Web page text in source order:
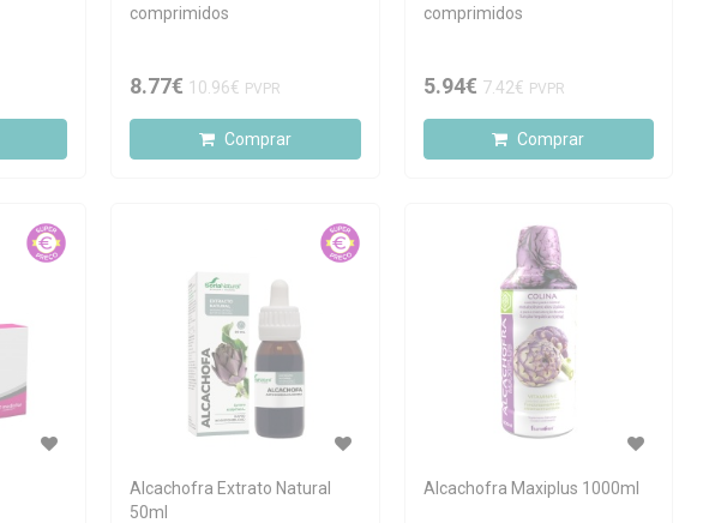
comprimidos
8.77€ 10.96€ PVPR
Comprar
comprimidos
5.94€ 7.42€ PVPR
Comprar
Alcachofra Extrato Natural
50ml
Alcachofra Maxiplus 1000ml